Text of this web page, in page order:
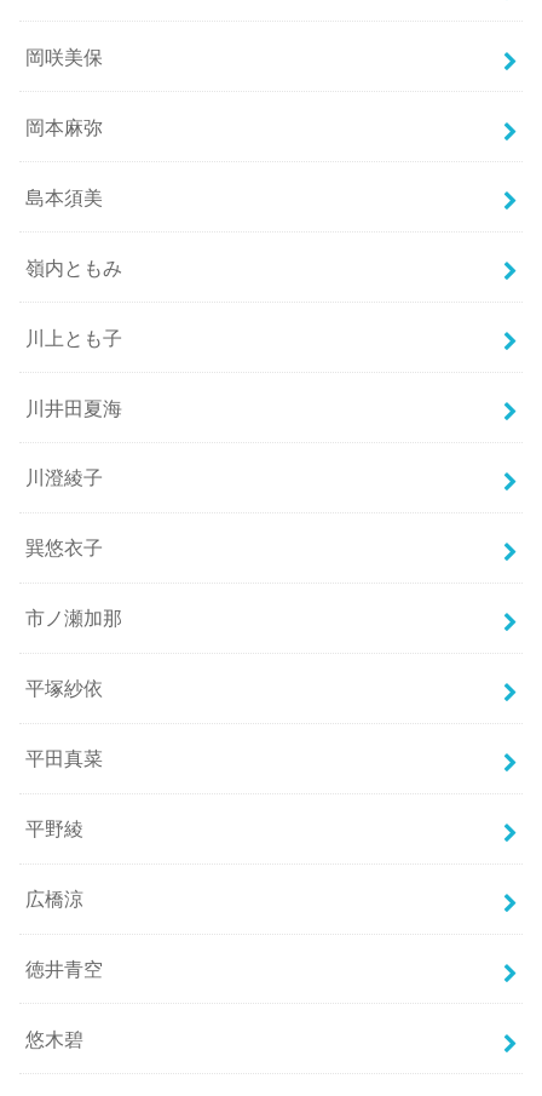
岡咲美保
岡本麻弥
島本須美
嶺内ともみ
川上とも子
川井田夏海
川澄綾子
巽悠衣子
市ノ瀬加那
平塚紗依
平田真菜
平野綾
広橋涼
徳井青空
悠木碧